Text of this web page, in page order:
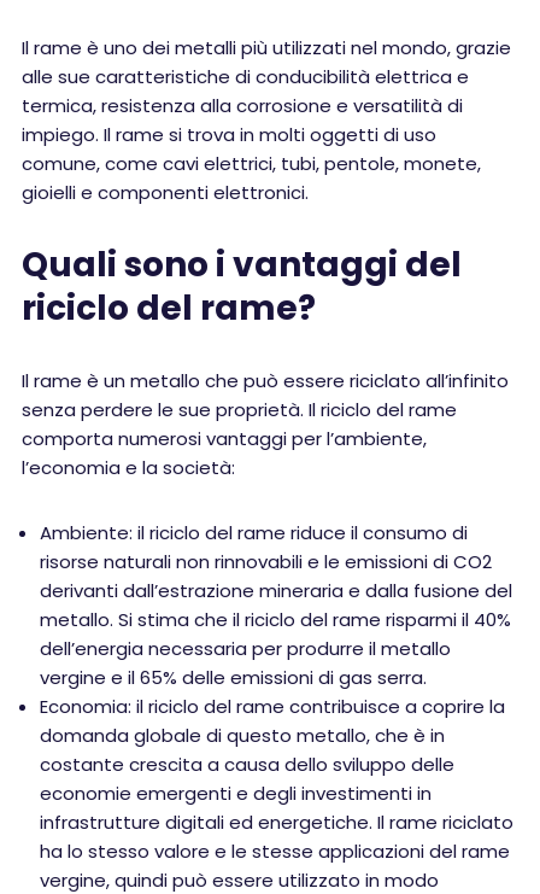
Il rame è uno dei metalli più utilizzati nel mondo, grazie
alle sue caratteristiche di conducibilità elettrica e
termica, resistenza alla corrosione e versatilità di
impiego. Il rame si trova in molti oggetti di uso
comune, come cavi elettrici, tubi, pentole, monete,
gioielli e componenti elettronici.
Quali sono i vantaggi del
riciclo del rame?
Il rame è un metallo che può essere riciclato all’infinito
senza perdere le sue proprietà. Il riciclo del rame
comporta numerosi vantaggi per l’ambiente,
l’economia e la società:
Ambiente: il riciclo del rame riduce il consumo di
risorse naturali non rinnovabili e le emissioni di CO2
derivanti dall’estrazione mineraria e dalla fusione del
metallo. Si stima che il riciclo del rame risparmi il 40%
dell’energia necessaria per produrre il metallo
vergine e il 65% delle emissioni di gas serra.
Economia: il riciclo del rame contribuisce a coprire la
domanda globale di questo metallo, che è in
costante crescita a causa dello sviluppo delle
economie emergenti e degli investimenti in
infrastrutture digitali ed energetiche. Il rame riciclato
ha lo stesso valore e le stesse applicazioni del rame
vergine, quindi può essere utilizzato in modo